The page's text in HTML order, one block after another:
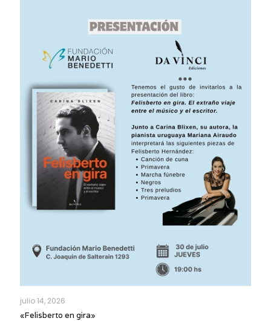
julio 14, 2026
«Felisberto en gira»